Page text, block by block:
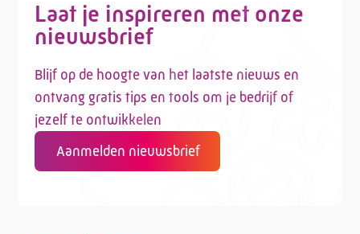
Laat je inspireren met onze
nieuwsbrief
Blijf op de hoogte van het laatste nieuws en
ontvang gratis tips en tools om je bedrijf of
jezelf te ontwikkelen
Aanmelden nieuwsbrief